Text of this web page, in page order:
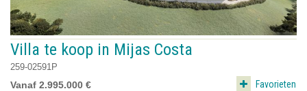
Villa te koop in Mijas Costa
259-02591P
Vanaf 2.995.000 € Favorieten